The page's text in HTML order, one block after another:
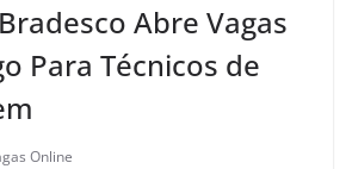
Abre Vagas
Para Técnicos de
Online